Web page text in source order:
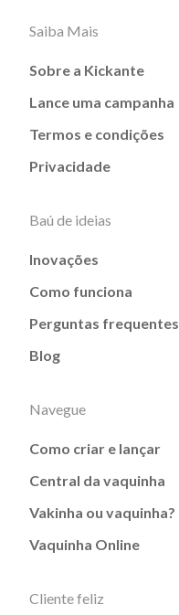
Saiba Mais
Sobre a Kickante
Lance uma campanha
Termos e condições
Privacidade
Baú de ideias
Inovações
Como funciona
Perguntas frequentes
Blog
Navegue
Como criar e lançar
Central da vaquinha
Vakinha ou vaquinha?
Vaquinha Online
Cliente feliz